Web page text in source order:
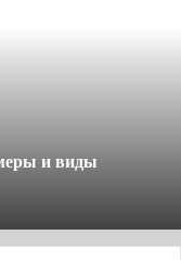
названия
кабельные
из меди.
и виды